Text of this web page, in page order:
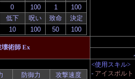
低下 呪い 致命 決定
壊術師 Ex
防御力 攻撃速度
<使用スキル>
- アイスボルト